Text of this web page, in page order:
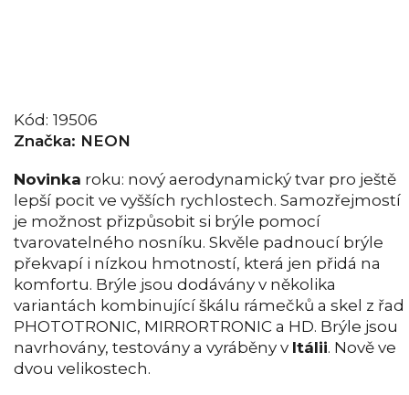
Kód: 19506
Značka: NEON
Novinka roku: nový aerodynamický tvar pro ještě
lepší pocit ve vyšších rychlostech. Samozřejmostí
je možnost přizpůsobit si brýle pomocí
tvarovatelného nosníku. Skvěle padnoucí brýle
překvapí i nízkou hmotností, která jen přidá na
komfortu. Brýle jsou dodávány v několika
variantách kombinující škálu rámečků a skel z řad
PHOTOTRONIC, MIRRORTRONIC a HD. Brýle jsou
navrhovány, testovány a vyráběny v Itálii. Nově ve
dvou velikostech.